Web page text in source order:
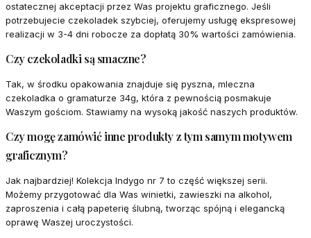
ostatecznej akceptacji przez Was projektu graficznego. Jeśli
potrzebujecie czekoladek szybciej, oferujemy usługę ekspresowej
realizacji w 3-4 dni robocze za dopłatą 30% wartości zamówienia.
Czy czekoladki są smaczne?
Tak, w środku opakowania znajduje się pyszna, mleczna
czekoladka o gramaturze 34g, która z pewnością posmakuje
Waszym gościom. Stawiamy na wysoką jakość naszych produktów.
Czy mogę zamówić inne produkty z tym samym motywem
graficznym?
Jak najbardziej! Kolekcja Indygo nr 7 to część większej serii.
Możemy przygotować dla Was winietki, zawieszki na alkohol,
zaproszenia i całą papeterię ślubną, tworząc spójną i elegancką
oprawę Waszej uroczystości.